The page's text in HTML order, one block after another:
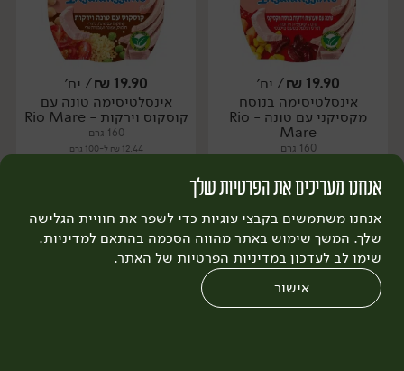
יח׳ יח׳
19.90
₪/ יח׳
אינסלטיסימה בנוסח
מקסיקני עם טונה - Rio
Mare
160 גרם
19.90
₪/ יח׳
אינסלטיסימה טונה עם
קוסקוס וירקות - Rio Mare
160 גרם
12.44 ₪ ל-100 גרם
אנחנו מעריכים את הפרטיות שלך
אנחנו משתמשים בקבצי עוגיות כדי לשפר את חוויית הגלישה
שלך. המשך שימוש באתר מהווה הסכמה בהתאם למדיניות.
שימו לב לעדכון במדיניות הפרטיות של האתר.
אישור
שירות לקוחות >